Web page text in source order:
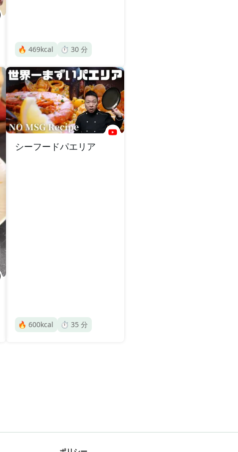
🔥 469kcal ⏱️ 30 分
シーフードパエリア
🔥 600kcal ⏱️ 35 分